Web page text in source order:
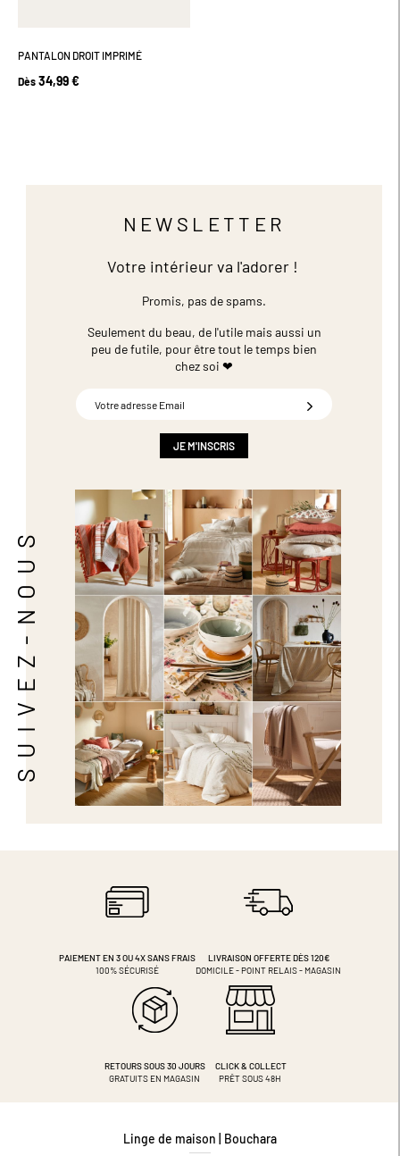
PANTALON DROIT IMPRIMÉ
Dès 34,99 €
SUIVEZ-NOUS
NEWSLETTER
Votre intérieur va l'adorer !
Promis, pas de spams.
Seulement du beau, de l'utile mais aussi un
peu de futile, pour être tout le temps bien
chez soi ❤
JE M'INSCRIS
PAIEMENT EN 3 OU 4XSANS FRAIS
100% SÉCURISÉ
LIVRAISON OFFERTE DÈS 120€
DOMICILE - POINT RELAIS - MAGASIN
RETOURS SOUS 30 JOURS
GRATUITS EN MAGASIN
CLICK & COLLECT
PRÊT SOUS 48H
Linge de maison | Bouchara